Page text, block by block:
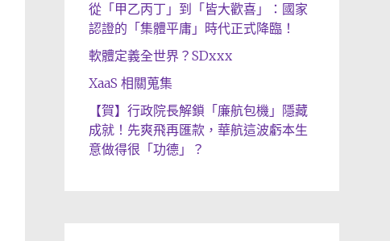
從「甲乙丙丁」到「皆大歡喜」：國家
認證的「集體平庸」時代正式降臨！
軟體定義全世界？SDxxx
XaaS 相關蒐集
【賀】行政院長解鎖「廉航包機」隱藏
成就！先爽飛再匯款，華航這波虧本生
意做得很「功德」？